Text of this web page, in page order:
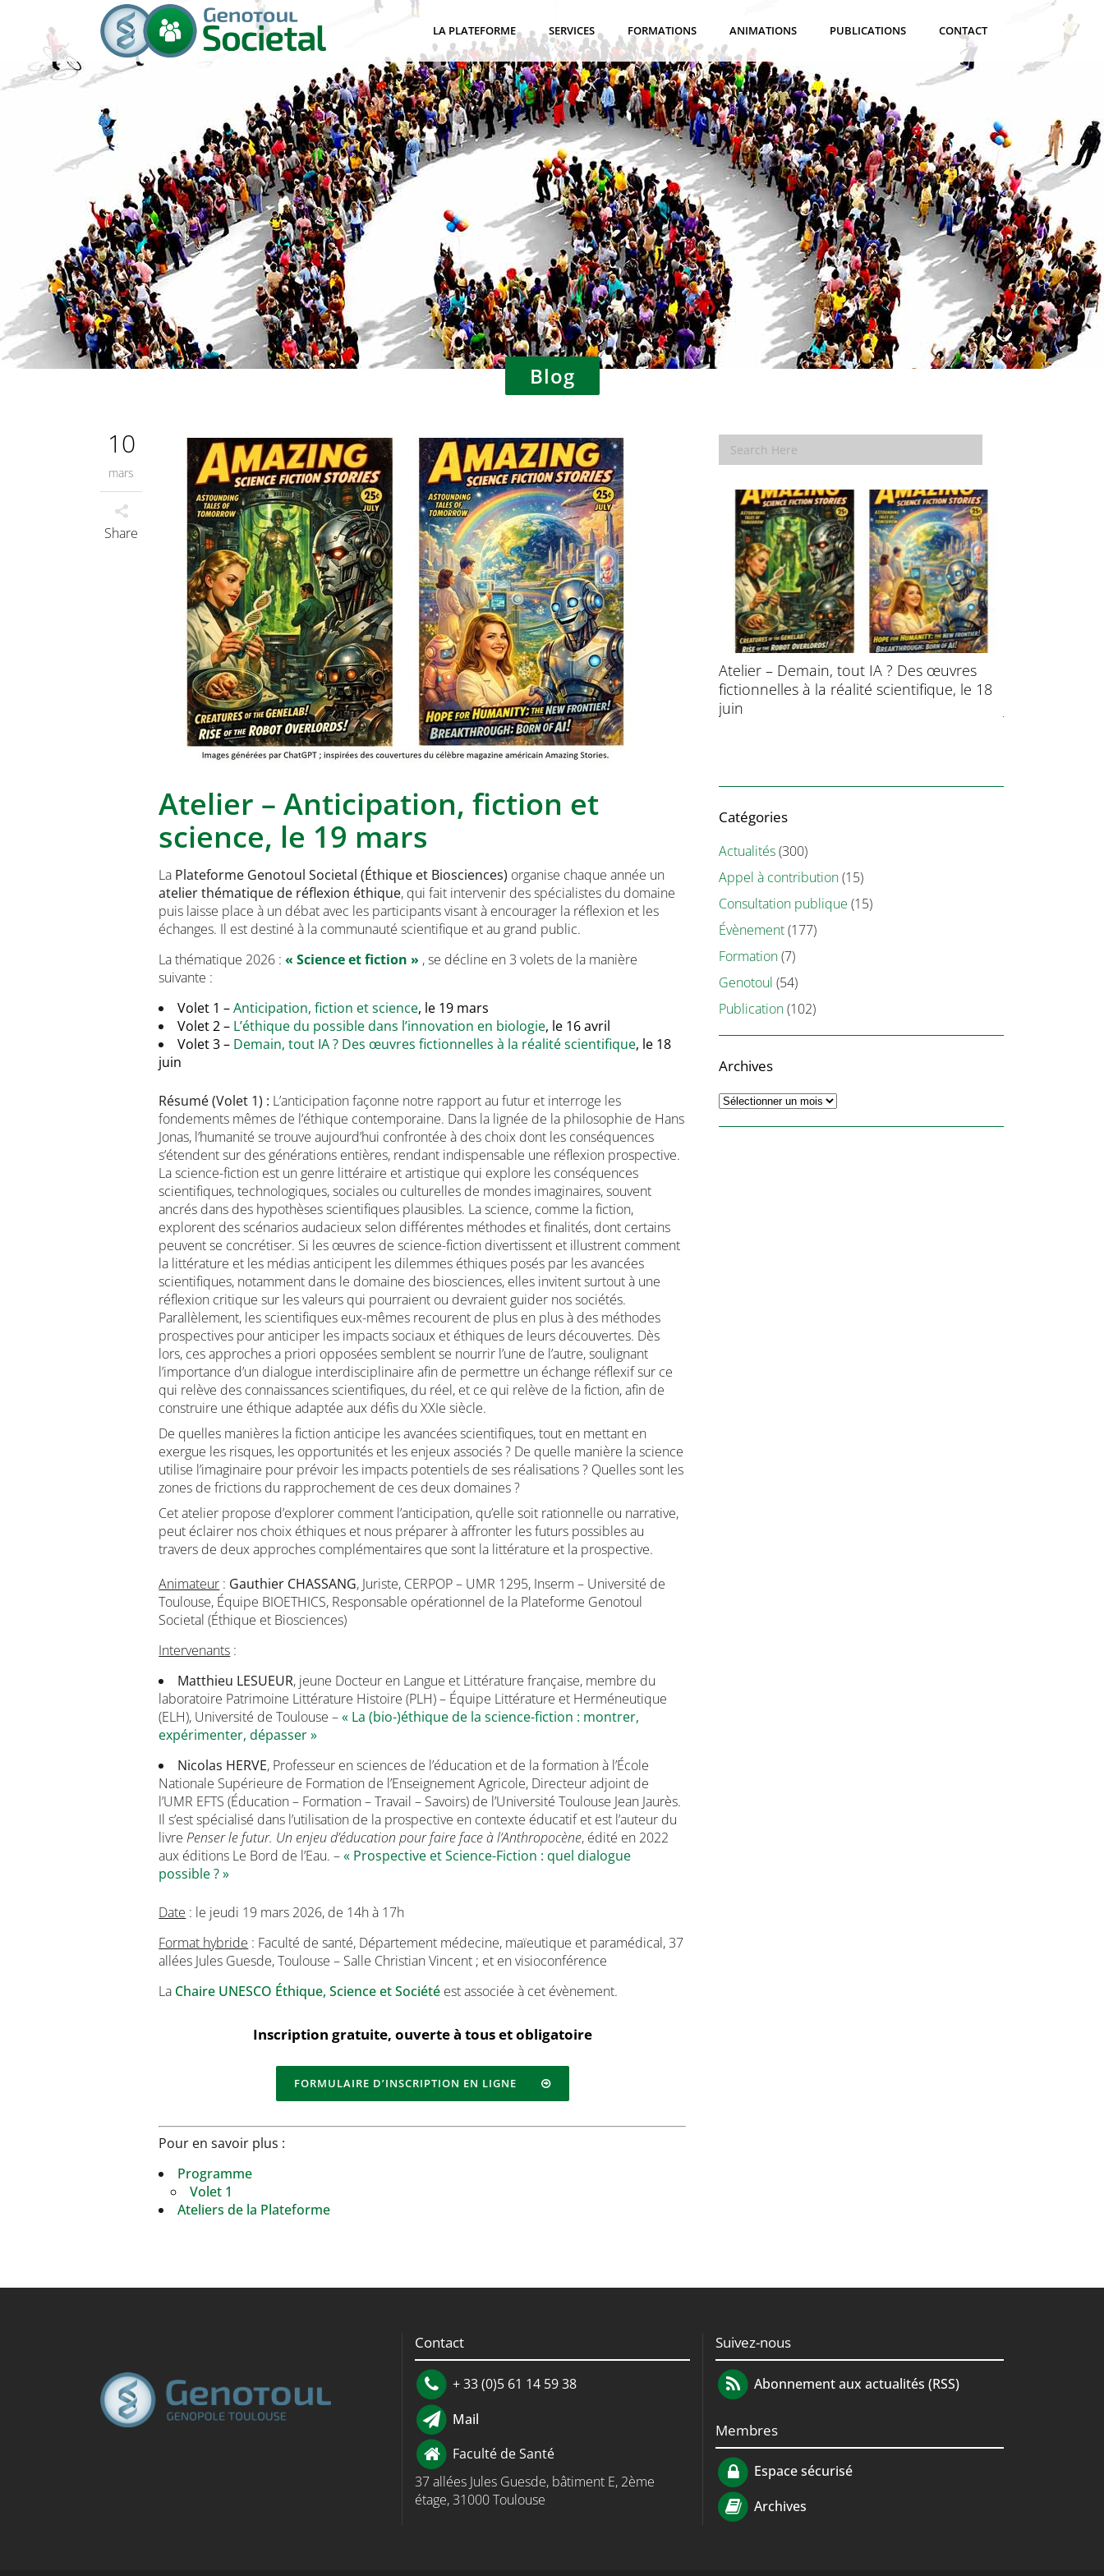
LA PLATEFORME SERVICES FORMATIONS ANIMATIONS PUBLICATIONS CONTACT
Blog
10
mars
Share
Atelier – Anticipation, fiction et
science, le 19 mars
La Plateforme Genotoul Societal (Éthique et Biosciences) organise chaque année un
atelier thématique de réflexion éthique, qui fait intervenir des spécialistes du domaine
puis laisse place à un débat avec les participants visant à encourager la réflexion et les
échanges. Il est destiné à la communauté scientifique et au grand public.
La thématique 2026 :« Science et fiction » , se décline en 3 volets de la manière
suivante :
Volet 1 –Anticipation, fiction et science, le 19 mars
Volet 2 – L’éthique du possible dans l’innovation en biologie, le 16 avril
Volet 3 – Demain, tout IA ? Des œuvres fictionnelles à la réalité scientifique, le 18
juin
Résumé (Volet 1) : L’anticipation façonne notre rapport au futur et interroge les
fondements mêmes de l’éthique contemporaine. Dans la lignée de la philosophie de Hans
Jonas, l’humanité se trouve aujourd’hui confrontée à des choix dont les conséquences
s’étendent sur des générations entières, rendant indispensable une réflexion prospective.
La science-fiction est un genre littéraire et artistique qui explore les conséquences
scientifiques, technologiques, sociales ou culturelles de mondes imaginaires, souvent
ancrés dans des hypothèses scientifiques plausibles. La science, comme la fiction,
explorent des scénarios audacieux selon différentes méthodes et finalités, dont certains
peuvent se concrétiser. Si les œuvres de science-fiction divertissent et illustrent comment
la littérature et les médias anticipent les dilemmes éthiques posés par les avancées
scientifiques, notamment dans le domaine des biosciences, elles invitent surtout à une
réflexion critique sur les valeurs qui pourraient ou devraient guider nos sociétés.
Parallèlement, les scientifiques eux-mêmes recourent de plus en plus à des méthodes
prospectives pour anticiper les impacts sociaux et éthiques de leurs découvertes. Dès
lors, ces approches a priori opposées semblent se nourrir l’une de l’autre, soulignant
l’importance d’un dialogue interdisciplinaire afin de permettre un échange réflexif sur ce
qui relève des connaissances scientifiques, du réel, et ce qui relève de la fiction, afin de
construire une éthique adaptée aux défis du XXIe siècle.
De quelles manières la fiction anticipe les avancées scientifiques, tout en mettant en
exergue les risques, les opportunités et les enjeux associés ? De quelle manière la science
utilise l’imaginaire pour prévoir les impacts potentiels de ses réalisations ? Quelles sont les
zones de frictions du rapprochement de ces deux domaines ?
Cet atelier propose d’explorer comment l’anticipation, qu’elle soit rationnelle ou narrative,
peut éclairer nos choix éthiques et nous préparer à affronter les futurs possibles au
travers de deux approches complémentaires que sont la littérature et la prospective.
Animateur : Gauthier CHASSANG, Juriste, CERPOP – UMR 1295, Inserm – Université de
Toulouse, Équipe BIOETHICS, Responsable opérationnel de la Plateforme Genotoul
Societal (Éthique et Biosciences)
Intervenants :
Matthieu LESUEUR, jeune Docteur en Langue et Littérature française, membre du
laboratoire Patrimoine Littérature Histoire (PLH) – Équipe Littérature et Herméneutique
(ELH), Université de Toulouse –« La (bio-)éthique de la science-fiction : montrer,
expérimenter, dépasser »
Nicolas HERVE, Professeur en sciences de l’éducation et de la formation à l’École
Nationale Supérieure de Formation de l’Enseignement Agricole, Directeur adjoint de
l’UMR EFTS (Éducation – Formation – Travail – Savoirs) de l’Université Toulouse Jean Jaurès.
Il s’est spécialisé dans l’utilisation de la prospective en contexte éducatif et est l’auteur du
livrePenser le futur. Un enjeu d’éducation pour faire face à l’Anthropocène, édité en 2022
aux éditions Le Bord de l’Eau. –« Prospective et Science-Fiction : quel dialogue
possible ? »
Date : le jeudi 19 mars 2026, de 14h à 17h
Format hybride : Faculté de santé, Département médecine, maïeutique et paramédical, 37
allées Jules Guesde, Toulouse – Salle Christian Vincent ; et en visioconférence
La Chaire UNESCO Éthique, Science et Société est associée à cet évènement.
Inscription gratuite, ouverte à tous et obligatoire
FORMULAIRE D’INSCRIPTION EN LIGNE
Pour en savoir plus :
Programme
Volet 1
Ateliers de la Plateforme
Consultation publique – Traitement des
données à caractère personnel à des fins
de recherche scientifique
Atelier – Demain, tout IA ? Des œuvres
fictionnelles à la réalité scientifique, le 18
juin
Catégories
Actualités(300)
Appel à contribution(15)
Consultation publique (15)
Évènement(177)
Formation(7)
Genotoul (54)
Publication(102)
Archives
Archives
Contact
+ 33 (0)5 61 14 59 38
Mail
Faculté de Santé
37 allées Jules Guesde, bâtiment E, 2ème
étage, 31000 Toulouse
Suivez-nous
Abonnement aux actualités (RSS)
Membres
Espace sécurisé
Archives